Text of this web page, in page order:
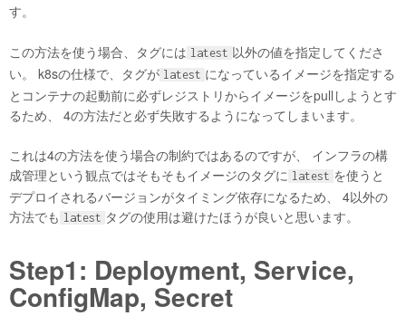
す。
この方法を使う場合、タグには latest 以外の値を指定してくださ
い。 k8sの仕様で、タグが latest になっているイメージを指定する
とコンテナの起動前に必ずレジストリからイメージをpullしようとす
るため、 4の方法だと必ず失敗するようになってしまいます。
これは4の方法を使う場合の制約ではあるのですが、 インフラの構
成管理という観点ではそもそもイメージのタグに latest を使うと
デプロイされるバージョンがタイミング依存になるため、 4以外の
方法でも latest タグの使用は避けたほうが良いと思います。
Step1: Deployment, Service,
ConfigMap, Secret